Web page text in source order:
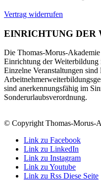
Vertrag widerrufen
EINRICHTUNG DER
Die Thomas-Morus-
Einrichtung der
Einzelne Veranstaltungen
sind anerkennungsfähig im
Sonderurlaubsverordnung.
© Copyright Thomas-Morus-
Link zu Facebook
Link zu LinkedIn
Link zu Instagram
Link zu Youtube
Link zu Rss Diese Seite